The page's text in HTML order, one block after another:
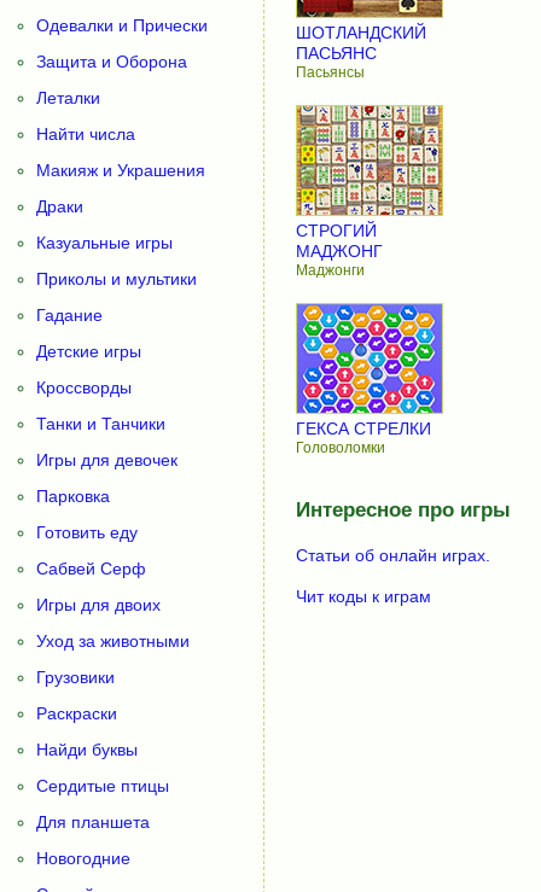
Одевалки и Прически
Защита и Оборона
Леталки
Найти числа
Макияж и Украшения
Драки
Казуальные игры
Приколы и мультики
Гадание
Детские игры
Кроссворды
Танки и Танчики
Игры для девочек
Парковка
Готовить еду
Сабвей Серф
Игры для двоих
Уход за животными
Грузовики
Раскраски
Найди буквы
Сердитые птицы
Для планшета
Новогодние
ШОТЛАНДСКИЙ
ПАСЬЯНС
Пасьянсы
СТРОГИЙ
МАДЖОНГ
Маджонги
ГЕКСА СТРЕЛКИ
Головоломки
Интересное про игры
Статьи об онлайн играх.
Чит коды к играм